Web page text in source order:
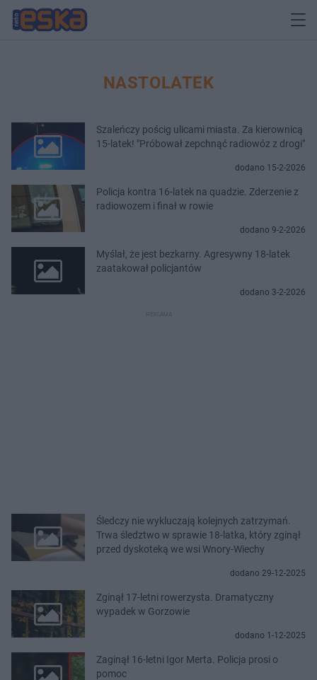
NASTOLATEK
Szaleńczy pościg ulicami miasta. Za kierownicą
15-latek! "Próbował zepchnąć radiowóz z drogi"
dodano 15-2-2026
Policja kontra 16-latek na quadzie. Zderzenie z
radiowozem i finał w rowie
dodano 9-2-2026
Myślał, że jest bezkarny. Agresywny 18-latek
zaatakował policjantów
dodano 3-2-2026
Śledczy nie wykluczają kolejnych zatrzymań.
Trwa śledztwo w sprawie 18-latka, który zginął
przed dyskoteką we wsi Wnory-Wiechy
dodano 29-12-2025
Zginął 17-letni rowerzysta. Dramatyczny
wypadek w Gorzowie
dodano 1-12-2025
Zaginął 16-letni Igor Merta. Policja prosi o
pomoc